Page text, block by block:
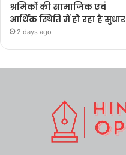
श्रमिकों की सामाजिक एवं
आर्थिक स्थिति में हो रहा है सुधार
2 days ago